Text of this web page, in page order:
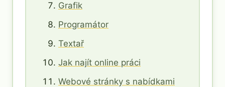
Grafik
Programátor
Textař
Jak najít online práci
Webové stránky s nabídkami